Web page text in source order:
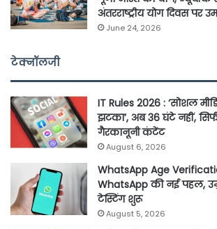
अंतरराष्ट्रीय योग दिवस पर
June 24, 2026
टेक्नॉलजी
IT Rules 2026 : ‘सोशल
झटका’, अब 36 घंटे नहीं,
गैरकानूनी कंटेंट
August 6, 2026
WhatsApp Age
WhatsApp की नई पहल,
टेस्टिंग शुरू
August 5, 2026